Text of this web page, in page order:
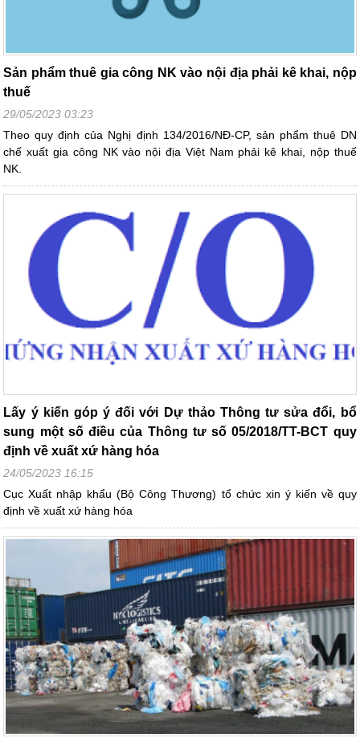
Sản phẩm thuê gia công NK vào nội địa phải kê khai, nộp
thuế
29/05/2023 03:23
Theo quy định của Nghị định 134/2016/NĐ-CP, sản phẩm thuê DN
chế xuất gia công NK vào nội địa Việt Nam phải kê khai, nộp thuế
NK.
Lấy ý kiến góp ý đối với Dự thảo Thông tư sửa đổi, bổ
sung một số điều của Thông tư số 05/2018/TT-BCT quy
định về xuất xứ hàng hóa
24/05/2023 16:15
Cục Xuất nhập khẩu (Bộ Công Thương) tổ chức xin ý kiến về quy
định về xuất xứ hàng hóa